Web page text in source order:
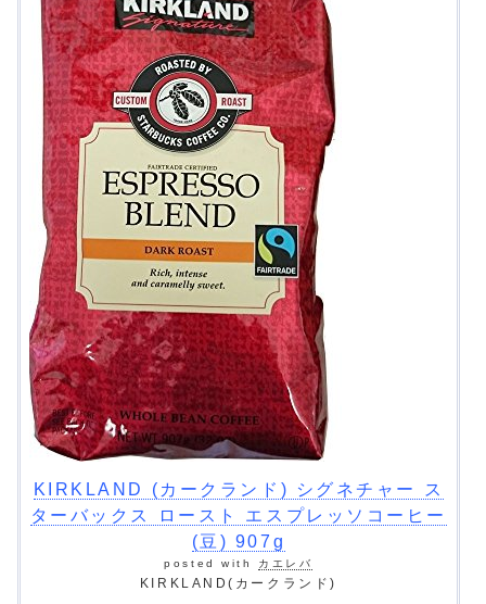
KIRKLAND (カークランド) シグネチャー ス
ターバックス ロースト エスプレッソコーヒー
(豆) 907g
posted with カエレバ
KIRKLAND(カークランド)